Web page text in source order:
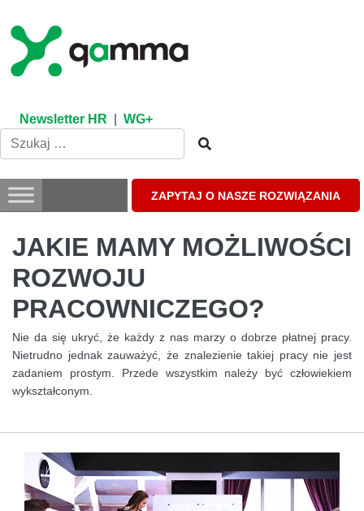
content
Newsletter HR WG+
ZAPYTAJ O NASZE ROZWIĄZANIA
JAKIE MAMY MOŻLIWOŚCI
ROZWOJU
PRACOWNICZEGO?
Nie da się ukryć, że każdy z nas marzy o dobrze płatnej pracy.
Nietrudno jednak zauważyć, że znalezienie takiej pracy nie jest
zadaniem prostym. Przede wszystkim należy być człowiekiem
wykształconym.